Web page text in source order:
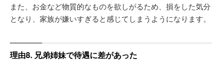
また、お金など物質的なものを欲しがるため、損をした気分
となり、家族が嫌いすぎると感じてしまうようになります。
理由8. 兄弟姉妹で待遇に差があった